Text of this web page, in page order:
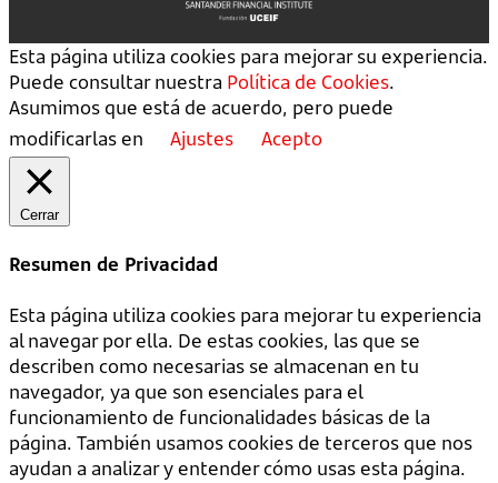
Esta página utiliza cookies para mejorar su experiencia.
Puede consultar nuestra Política de Cookies.
Asumimos que está de acuerdo, pero puede
modificarlas en
Ajustes Acepto
Cerrar
Resumen de Privacidad
Esta página utiliza cookies para mejorar tu experiencia
al navegar por ella. De estas cookies, las que se
describen como necesarias se almacenan en tu
navegador, ya que son esenciales para el
funcionamiento de funcionalidades básicas de la
página. También usamos cookies de terceros que nos
ayudan a analizar y entender cómo usas esta página.